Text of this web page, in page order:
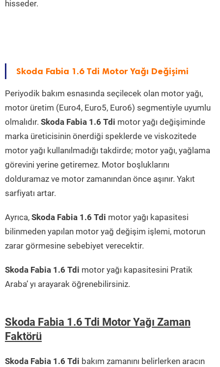
hisseder.
Skoda Fabia 1.6 Tdi Motor Yağı Değişimi
Periyodik bakım esnasında seçilecek olan motor yağı,
motor üretim (Euro4, Euro5, Euro6) segmentiyle uyumlu
olmalıdır. Skoda Fabia 1.6 Tdi motor yağı değişiminde
marka üreticisinin önerdiği speklerde ve viskozitede
motor yağı kullanılmadığı takdirde; motor yağı, yağlama
görevini yerine getiremez. Motor boşluklarını
dolduramaz ve motor zamanından önce aşınır. Yakıt
sarfiyatı artar.
Ayrıca, Skoda Fabia 1.6 Tdi motor yağı kapasitesi
bilinmeden yapılan motor yağ değişim işlemi, motorun
zarar görmesine sebebiyet verecektir.
Skoda Fabia 1.6 Tdi motor yağı kapasitesini Pratik
Araba’ yı arayarak öğrenebilirsiniz.
Skoda Fabia 1.6 Tdi Motor Yağı Zaman
Faktörü
Skoda Fabia 1.6 Tdi bakım zamanını belirlerken aracın